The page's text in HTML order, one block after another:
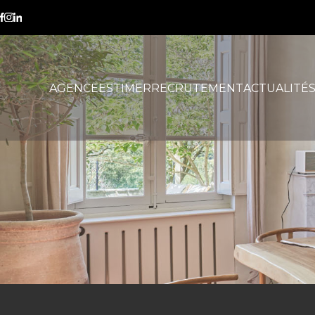
AGENCEESTIMERRECRUTEMENTACTUALITÉS
IS ou IR